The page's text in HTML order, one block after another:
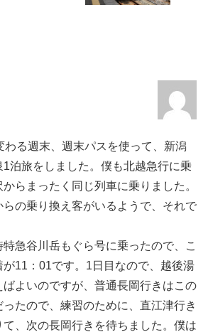
わる週末、週末パスを使って、新潟
泊旅をしました。僕も北越急行に乗
らまったく同じ列車に乗りました。
らの乗り換え客がいるようで、それで
急谷川岳もぐら号に乗ったので、こ
11：01です。1日目なので、越後湯
よいのですが、普通長岡行きはこの
たので、練習のために、直江津行き
、次の長岡行きを待ちました。僕は